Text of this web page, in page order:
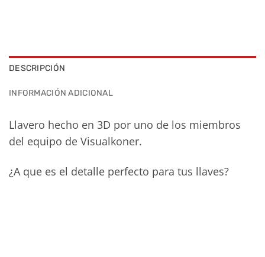
DESCRIPCIÓN
INFORMACIÓN ADICIONAL
Llavero hecho en 3D por uno de los miembros
del equipo de Visualkoner.
¿A que es el detalle perfecto para tus llaves?